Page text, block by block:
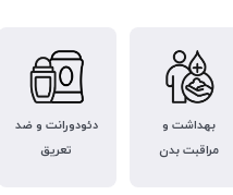
بهداشت و
مراقبت بدن
دئودورانت و ضد
تعریق